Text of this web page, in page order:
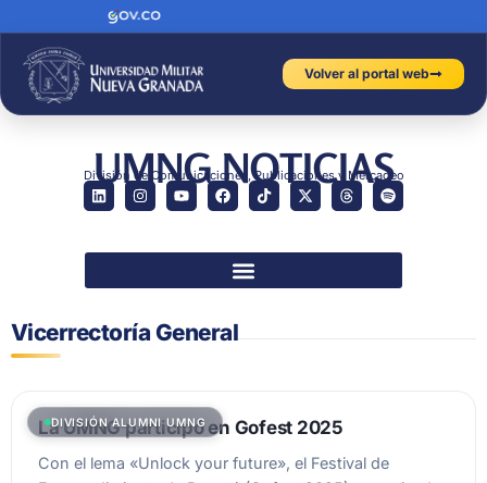
Volver al portal web
UMNG NOTICIAS
División de Comunicaciones, Publicaciones y Mercadeo
Vicerrectoría General
DIVISIÓN ALUMNI UMNG
La UMNG participó en Gofest 2025
Con el lema «Unlock your future», el Festival de